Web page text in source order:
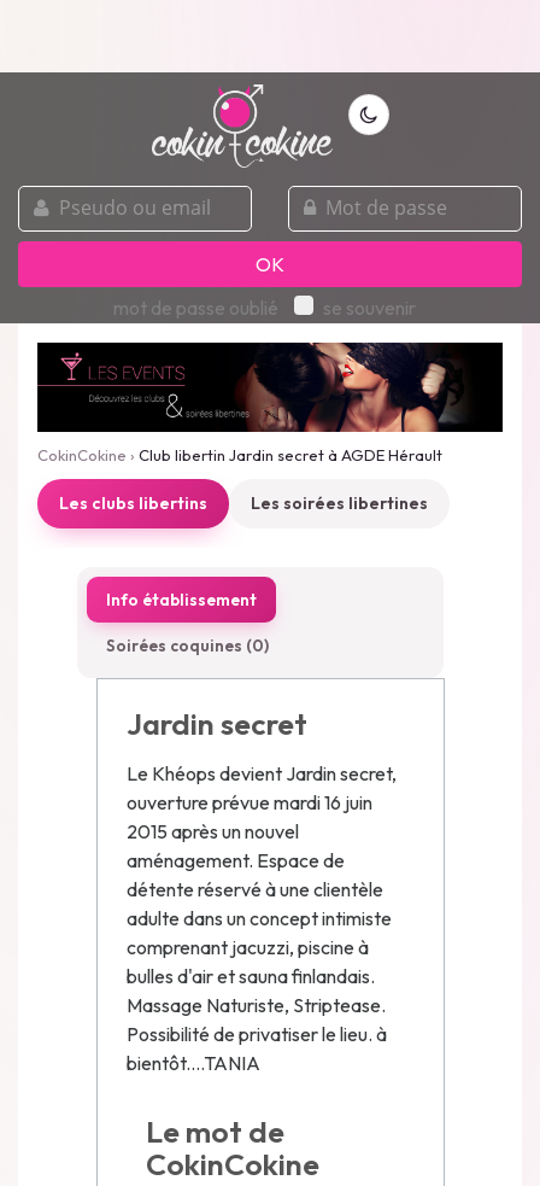
pseudo
ou
email
mot
de
passe
OK
mot de passe oublié
se souvenir
CokinCokine › Club libertin Jardin secret à AGDE Hérault
Les clubs libertins Les soirées libertines
Info établissement
Soirées coquines (0)
Jardin secret
Le Khéops devient Jardin secret,
ouverture prévue mardi 16 juin
2015 après un nouvel
aménagement. Espace de
détente réservé à une clientèle
adulte dans un concept intimiste
comprenant jacuzzi, piscine à
bulles d'air et sauna finlandais.
Massage Naturiste, Striptease.
Possibilité de privatiser le lieu. à
bientôt....TANIA
Le mot de
CokinCokine